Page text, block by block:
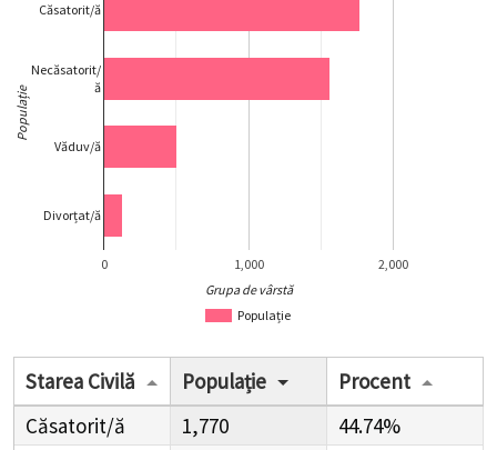
Populație
0 1,000 2,000
Căsatorit/ă
Necăsatorit/
ă
Văduv/ă
Divorțat/ă
Grupa de vârstă
Populație
Starea Civilă Populație
Procent
Căsatorit/ă
1,770
44.74%